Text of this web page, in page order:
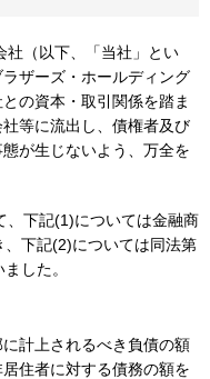
社（以下、「当社」とい
ザーズ・ホールディング
の資本・取引関係を踏ま
等に流出し、債権者及び
が生じないよう、万全を
、下記(1)については金融商
下記(2)については同法第
した。
計上されるべき負債の額
住者に対する債務の額を